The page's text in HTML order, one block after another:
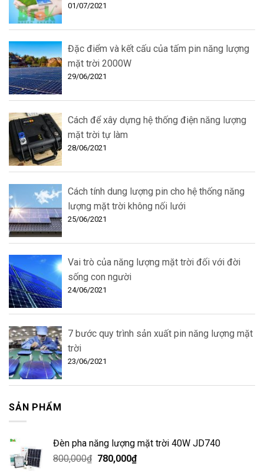
01/07/2021
Đặc điểm và kết cấu của tấm pin năng lượng
mặt trời 2000W
29/06/2021
Cách để xây dựng hệ thống điện năng lượng
mặt trời tự làm
28/06/2021
Cách tính dung lượng pin cho hệ thống năng
lượng mặt trời không nối lưới
25/06/2021
Vai trò của năng lượng mặt trời đối với đời
sống con người
24/06/2021
7 bước quy trình sản xuất pin năng lượng mặt
trời
23/06/2021
SẢN PHẨM
Đèn pha năng lượng mặt trời 40W JD740
800,000₫ 780,000₫